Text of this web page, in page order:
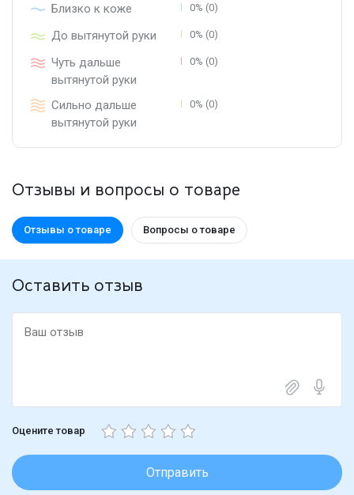
Близко к коже 0% (0)
До вытянутой руки 0% (0)
Чуть дальше
вытянутой руки
0% (0)
Сильно дальше
вытянутой руки
0% (0)
Отзывы и вопросы о товаре
Отзывы о товаре Вопросы о товаре
Оставить отзыв
Оцените товар
Отправить